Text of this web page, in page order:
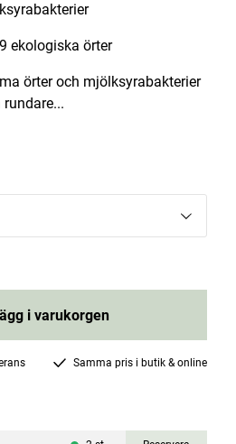
Polish 4 faces Buffer
ekologiska örter
örter och mjölksyrabakterier
i varukorgen
Samma pris i butik & online